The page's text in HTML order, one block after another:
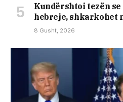
Kundërshtoi tezën
hebreje, shkarkohet
8 Gusht, 2026